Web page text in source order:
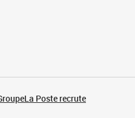
La Poste recrute